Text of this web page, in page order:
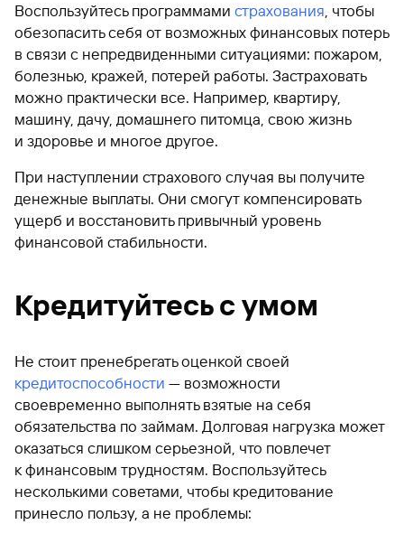
Воспользуйтесь программами страхования , чтобы
обезопасить себя от возможных финансовых потерь
в связи с непредвиденными ситуациями: пожаром,
болезнью, кражей, потерей работы. Застраховать
можно практически все. Например, квартиру,
машину, дачу, домашнего питомца, свою жизнь
и здоровье и многое другое.
При наступлении страхового случая вы получите
денежные выплаты. Они смогут компенсировать
ущерб и восстановить привычный уровень
финансовой стабильности.
Кредитуйтесь с умом
Не стоит пренебрегать оценкой своей
кредитоспособности — возможности
своевременно выполнять взятые на себя
обязательства по займам. Долговая нагрузка может
оказаться слишком серьезной, что повлечет
к финансовым трудностям. Воспользуйтесь
несколькими советами, чтобы кредитование
принесло пользу, а не проблемы: